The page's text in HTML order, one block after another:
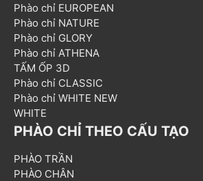
Phào chỉ EUROPEAN
Phào chỉ NATURE
Phào chỉ GLORY
Phào chỉ ATHENA
TẤM ỐP 3D
Phào chỉ CLASSIC
Phào chỉ WHITE NEW
WHITE
PHÀO CHỈ THEO CẤU TẠO
PHÀO TRẦN
PHÀO CHÂN